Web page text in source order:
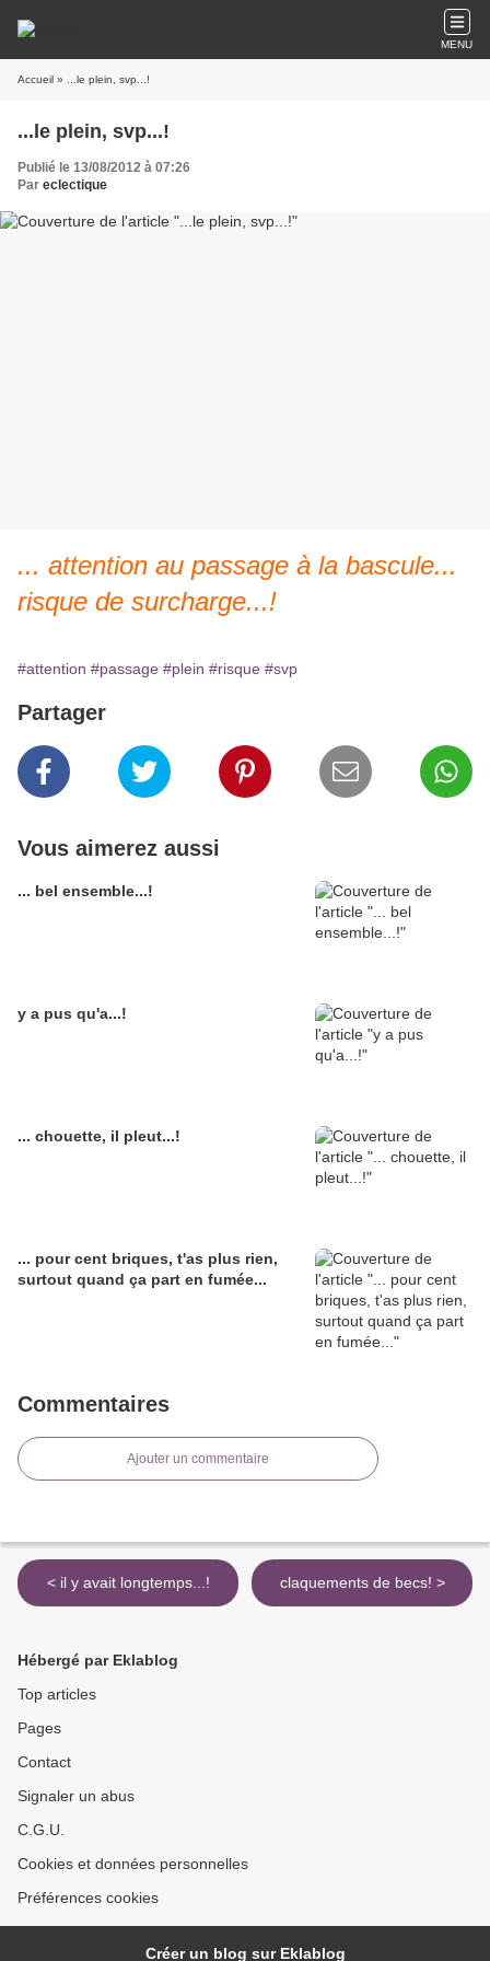
MENU
Accueil » ...le plein, svp...!
...le plein, svp...!
Publié le 13/08/2012 à 07:26
Par eclectique
... attention au passage à la bascule...
risque de surcharge...!
#attention #passage #plein #risque #svp
Partager
Vous aimerez aussi
... bel ensemble...!
y a pus qu'a...!
... chouette, il pleut...!
... pour cent briques, t'as plus rien,
surtout quand ça part en fumée...
Commentaires
Ajouter un commentaire
< il y avait longtemps...! claquements de becs! >
Hébergé par Eklablog
Top articles
Pages
Contact
Signaler un abus
C.G.U.
Cookies et données personnelles
Préférences cookies
Créer un blog sur Eklablog